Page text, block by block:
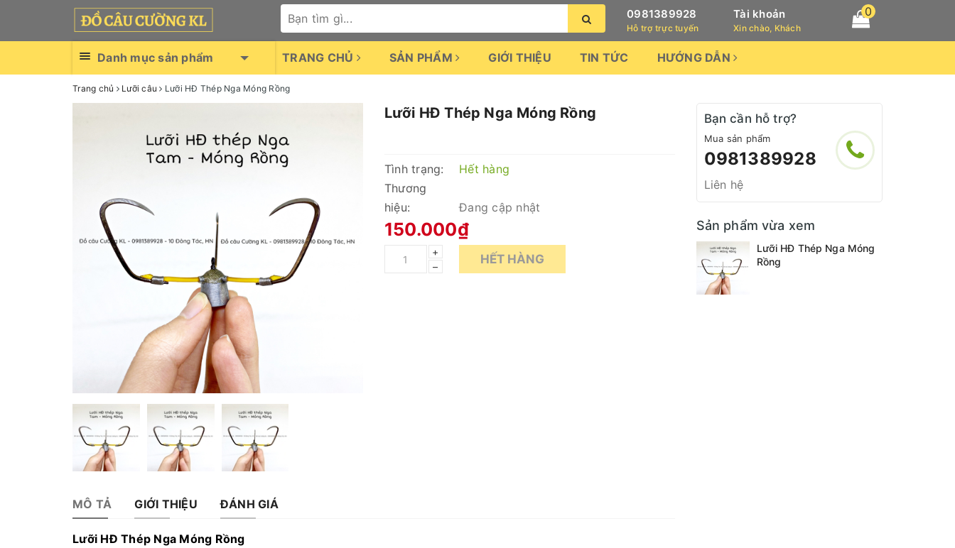
0981389928
Hỗ trợ trực tuyến
Tài khoản
Xin chào, Khách
0
Danh mục sản phẩm TRANG CHỦ SẢN PHẨM GIỚI THIỆU TIN TỨC HƯỚNG DẪN
Trang chủ Lưỡi câu Lưỡi HĐ Thép Nga Móng Rồng
Lưỡi HĐ Thép Nga Móng Rồng
Tình trạng:
Hết hàng
Thương
hiệu:
Đang cập nhật
150.000₫
+
–
HẾT HÀNG
MÔ TẢ GIỚI THIỆU ĐÁNH GIÁ
Lưỡi HĐ Thép Nga Móng Rồng
Bạn cần hỗ trợ?
Mua sản phẩm
0981389928
Liên hệ
Sản phẩm vừa xem
Lưỡi HĐ Thép Nga Móng
Rồng